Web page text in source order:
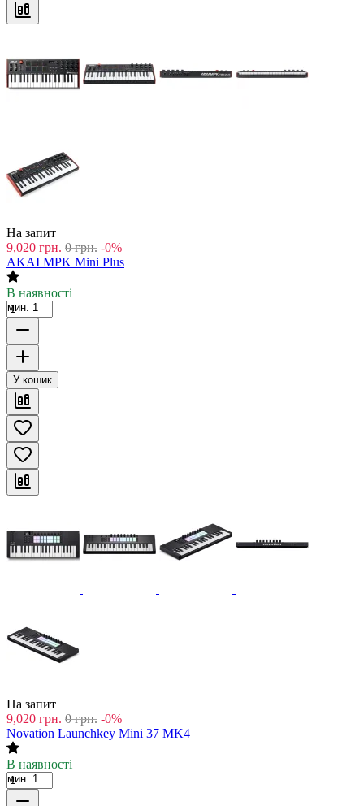
На запит
9,020 грн. 0 грн. -0%
AKAI MPK Mini Plus
В наявності
мин. 1
У кошик
На запит
9,020 грн. 0 грн. -0%
Novation Launchkey Mini 37 MK4
В наявності
мин. 1